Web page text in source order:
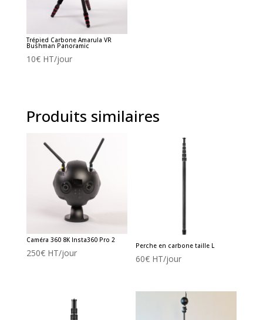
Trépied Carbone Amarula VR
Bushman Panoramic
10€HT/jour
Produits similaires
Caméra 360 8K Insta360 Pro 2
250€HT/jour
Perche en carbone taille L
60€ HT/jour